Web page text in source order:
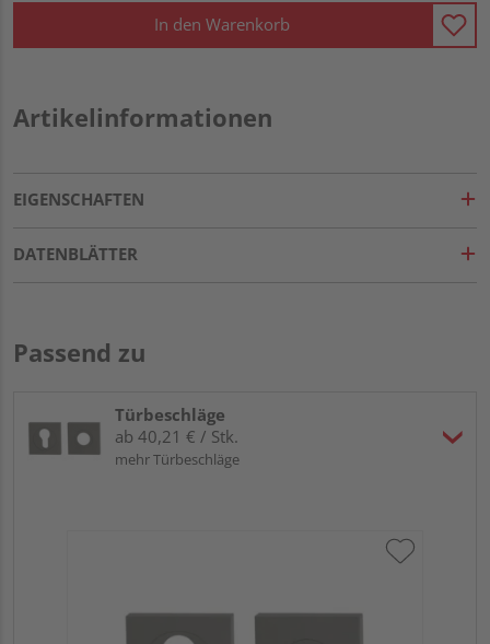
In den Warenkorb
Artikelinformationen
EIGENSCHAFTEN
DATENBLÄTTER
Passend zu
Türbeschläge
ab 40,21 € / Stk.
mehr Türbeschläge